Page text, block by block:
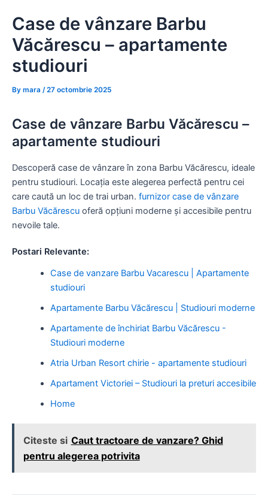
content
Case de vânzare Barbu
Văcărescu – apartamente
studiouri
By mara /27 octombrie 2025
Case de vânzare Barbu Văcărescu –
apartamente studiouri
Descoperă case de vânzare în zona Barbu Văcărescu, ideale
pentru studiouri. Locația este alegerea perfectă pentru cei
care caută un loc de trai urban. furnizor case de vânzare
Barbu Văcărescu oferă opțiuni moderne și accesibile pentru
nevoile tale.
Postari Relevante:
Case de vanzare Barbu Vacarescu | Apartamente
studiouri
Apartamente Barbu Văcărescu | Studiouri moderne
Apartamente de închiriat Barbu Văcărescu -
Studiouri moderne
Atria Urban Resort chirie - apartamente studiouri
Apartament Victoriei – Studiouri la preturi accesibile
Home
Citeste si Caut tractoare de vanzare? Ghid
pentru alegerea potrivita